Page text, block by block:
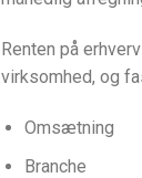
Renten på
virksomhed, og
Omsætning
Branche